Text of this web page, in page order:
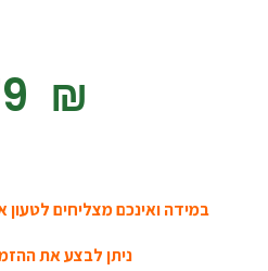
₪
במידה ואינכם מצליחים
ניתן לבצע את